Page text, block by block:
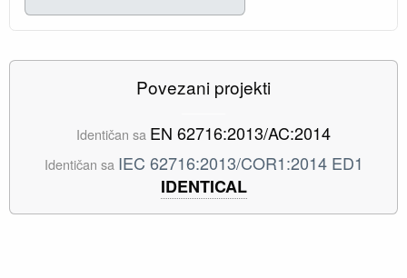
Povezani projekti
Identičan sa EN 62716:2013/AC:2014
Identičan sa IEC 62716:2013/COR1:2014 ED1
IDENTICAL